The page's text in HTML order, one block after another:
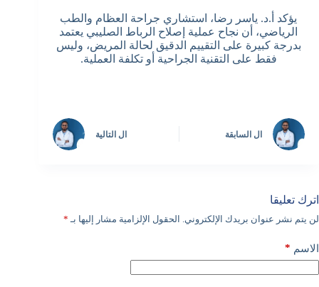
يؤكد أ.د. ياسر رضا، استشاري جراحة العظام والطب
الرياضي، أن نجاح عملية إصلاح الرباط الصليبي يعتمد
بدرجة كبيرة على التقييم الدقيق لحالة المريض، وليس
فقط على التقنية الجراحية أو تكلفة العملية.
ال السابقة ال التالية
اترك تعليقا
لن يتم نشر عنوان بريدك الإلكتروني. الحقول الإلزامية مشار إليها بـ *
الاسم *